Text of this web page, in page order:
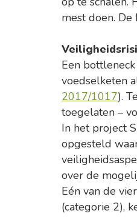
mest doen.
Een
voedselketen
2017/1017).
toegelaten –
In het project
opgesteld
over de
Eén van de
(categorie 2),